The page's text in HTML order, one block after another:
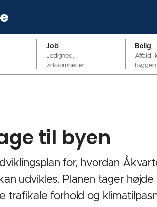
Job
Ledighed,
virksomheder...
Bolig
Affald,
til byen
for, hvordan
udvikles. Planen tager højde
trafikale forhold og